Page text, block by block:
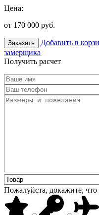
Цена:
от 170 000 руб.
Заказать Добавить в
замерщика
Получить расчет
Пожалуйста, докажите,